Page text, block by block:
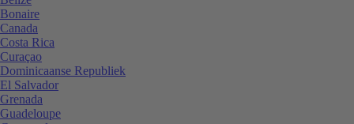
Bonaire
Canada
Costa Rica
Curaçao
Dominicaanse Republiek
El Salvador
Grenada
Guadeloupe